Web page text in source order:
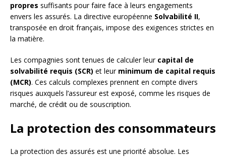
propres suffisants pour faire face à leurs engagements
envers les assurés. La directive européenne Solvabilité II,
transposée en droit français, impose des exigences strictes en
la matière.
Les compagnies sont tenues de calculer leur capital de
solvabilité requis (SCR) et leur minimum de capital requis
(MCR). Ces calculs complexes prennent en compte divers
risques auxquels l’assureur est exposé, comme les risques de
marché, de crédit ou de souscription.
La protection des consommateurs
La protection des assurés est une priorité absolue. Les